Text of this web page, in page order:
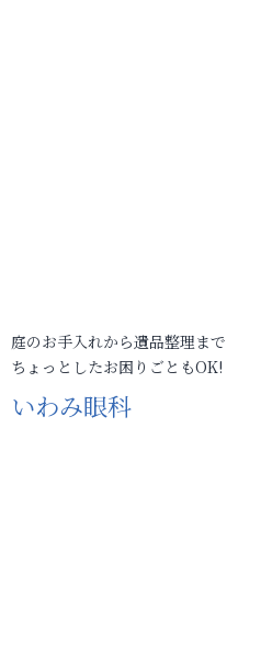
庭のお手入れから遺品整理まで
ちょっとしたお困りごともOK!
いわみ眼科